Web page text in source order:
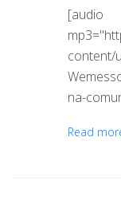
[audio
content/
na-
Read